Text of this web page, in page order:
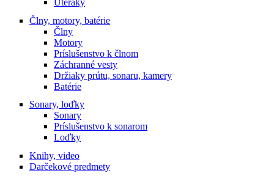
Uteráky
Člny, motory, batérie
Člny
Motory
Príslušenstvo k člnom
Záchranné vesty
Držiaky prútu, sonaru, kamery
Batérie
Sonary, loďky
Sonary
Príslušenstvo k sonarom
Loďky
Knihy, video
Darčekové predmety